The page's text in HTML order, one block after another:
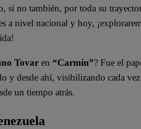
si no también, por toda su
a nivel nacional y hoy,
Tovar en “Carmín”? Fue el
y desde ahí, visibilizando cada
un tiempo atrás.